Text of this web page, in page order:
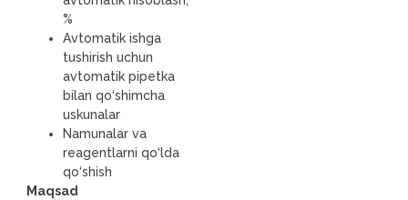
%
Avtomatik ishga
tushirish uchun
avtomatik pipetka
bilan qo‘shimcha
uskunalar
Namunalar va
reagentlarni qo‘lda
qo‘shish
Maqsad